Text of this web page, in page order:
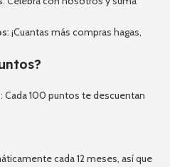
: ¡Cuantas más compras hagas,
: Cada 100 puntos te descuentan
cada 12 meses, así que